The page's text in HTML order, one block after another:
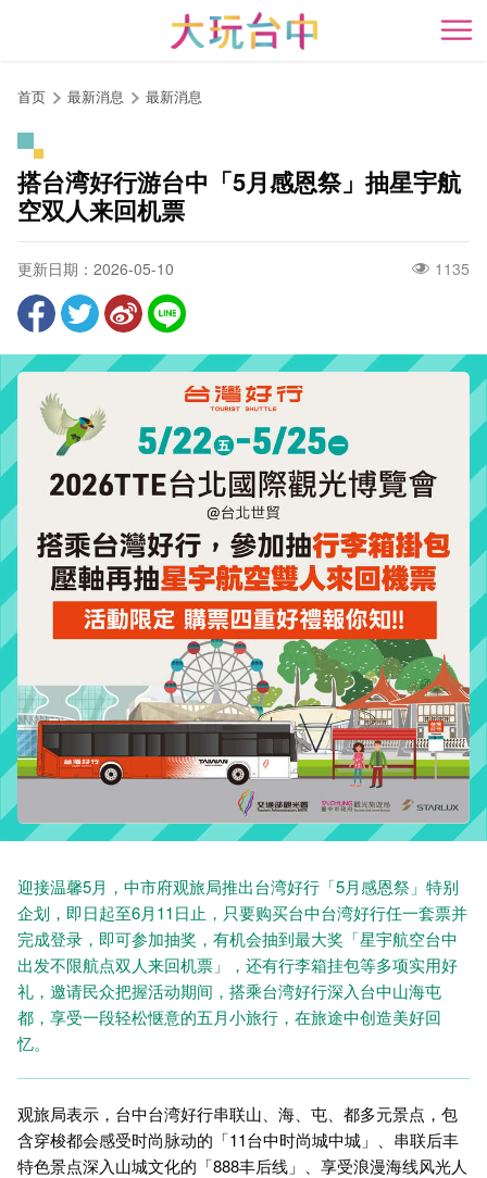
开
首页 最新消息 最新消息
搭台湾好行游台中「5月感恩祭」抽星宇航
空双人来回机票
更新日期：2026-05-10 1135
迎接温馨5月，中市府观旅局推出台湾好行「5月感恩祭」特别
企划，即日起至6月11日止，只要购买台中台湾好行任一套票并
完成登录，即可参加抽奖，有机会抽到最大奖「星宇航空台中
出发不限航点双人来回机票」，还有行李箱挂包等多项实用好
礼，邀请民众把握活动期间，搭乘台湾好行深入台中山海屯
都，享受一段轻松惬意的五月小旅行，在旅途中创造美好回
忆。
观旅局表示，台中台湾好行串联山、海、屯、都多元景点，包
含穿梭都会感受时尚脉动的「11台中时尚城中城」、串联后丰
特色景点深入山城文化的「888丰后线」、享受浪漫海线风光人